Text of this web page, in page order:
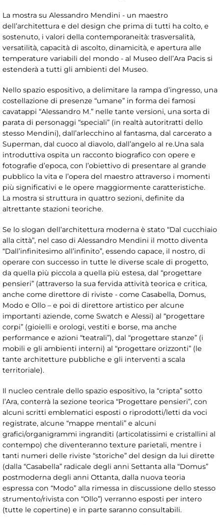
La mostra su Alessandro Mendini - un maestro
dell’architettura e del design che prima di tutti ha colto, e
sostenuto, i valori della contemporaneità: trasversalità,
versatilità, capacità di ascolto, dinamicità, e apertura alle
temperature variabili del mondo - al Museo dell’Ara Pacis si
estenderà a tutti gli ambienti del Museo.
Nello spazio espositivo, a delimitare la rampa d’ingresso, una
costellazione di presenze “umane” in forma dei famosi
cavatappi “Alessandro M.” nelle tante versioni, una sorta di
parata di personaggi “speciali” (in realtà autoritratti dello
stesso Mendini), dall’arlecchino al fantasma, dal carcerato a
Superman, dal cuoco al diavolo, dall’angelo al re.Una sala
introduttiva ospita un racconto biografico con opere e
fotografie d’epoca, con l’obiettivo di presentare al grande
pubblico la vita e l’opera del maestro attraverso i momenti
più significativi e le opere maggiormente caratteristiche.
La mostra si struttura in quattro sezioni, definite da
altrettante stazioni teoriche.
Se lo slogan dell’architettura moderna è stato “Dal cucchiaio
alla città”, nel caso di Alessandro Mendini il motto diventa
“Dall’infinitesimo all’infinito”, essendo capace, il nostro, di
operare con successo in tutte le diverse scale di progetto,
da quella più piccola a quella più estesa, dal “progettare
pensieri” (attraverso la sua fervida attività teorica e critica,
anche come direttore di riviste - come Casabella, Domus,
Modo e Ollo – e poi di direttore artistico per alcune
importanti aziende, come Swatch e Alessi) al “progettare
corpi” (gioielli e orologi, vestiti e borse, ma anche
performance e azioni “teatrali”), dal “progettare stanze” (i
mobili e gli ambienti interni) al “progettare orizzonti” (le
tante architetture pubbliche e gli interventi a scala
territoriale).
Il nucleo centrale dello spazio espositivo, la “cripta” sotto
l’Ara, conterrà la sezione teorica “Progettare pensieri”, con
alcuni scritti emblematici esposti o riprodotti/letti da voci
registrate, alcune “mappe mentali” e alcuni
grafici/organigrammi ingranditi (articolatissimi e cristallini al
contempo) che diventeranno texture parietali, mentre i
tanti numeri delle riviste “storiche” del design da lui dirette
(dalla “Casabella” radicale degli anni Settanta alla “Domus”
postmoderna degli anni Ottanta, dalla nuova teoria
espressa con “Modo” alla rimessa in discussione dello stesso
strumento/rivista con “Ollo”) verranno esposti per intero
(tutte le copertine) e in parte saranno consultabili.